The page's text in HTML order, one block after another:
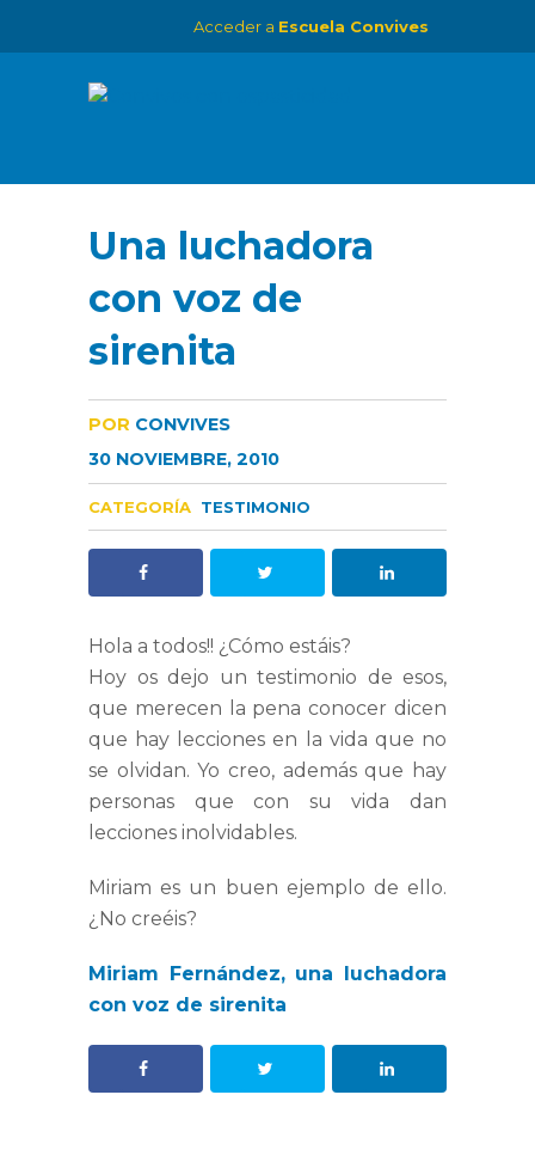
Acceder a Escuela Convives
Una luchadora
con voz de
sirenita
POR CONVIVES
30 NOVIEMBRE, 2010
CATEGORÍA TESTIMONIO
Hola a todos!! ¿Cómo estáis?
Hoy os dejo un testimonio de esos,
que merecen la pena conocer dicen
que hay lecciones en la vida que no
se olvidan. Yo creo, además que hay
personas que con su vida dan
lecciones inolvidables.
Miriam es un buen ejemplo de ello.
¿No creéis?
Miriam Fernández, una luchadora
con voz de sirenita